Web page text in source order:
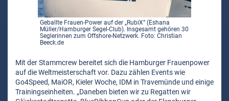
Geballte Frauen-Power auf der „RubiX“ (Eshana
Müller/Hamburger Segel-Club). Insgesamt gehören 30
Seglerinnen zum Offshore-Netzwerk. Foto: Christian
Beeck.de
Mit der Stammcrew bereitet sich die Hamburger Frauenpower
auf die Weltmeisterschaft vor. Dazu zählen Events wie
Go4Speed, MaiOR, Kieler Woche, IDM in Travemünde und einige
Trainingseinheiten. „Daneben bieten wir zu Regatten wir